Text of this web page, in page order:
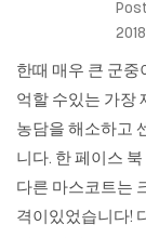
2018
한때 매우 큰 군중
억할 수있는 가장
농담을 해소하고
니다. 한 페이스
다른 마스코트는
격이있었습니다!